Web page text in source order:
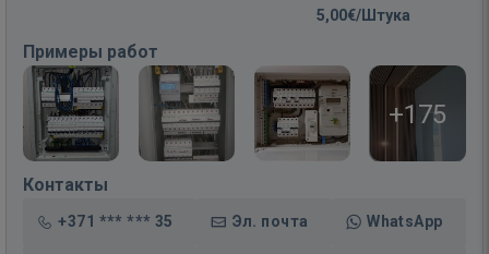
5,00€/Штука
Примеры работ
+175
Контакты
+371 *** *** 35 Эл. почта WhatsApp